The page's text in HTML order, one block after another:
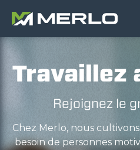
Travaillez
Rejoignez le
Chez Merlo, nous
besoin de personnes